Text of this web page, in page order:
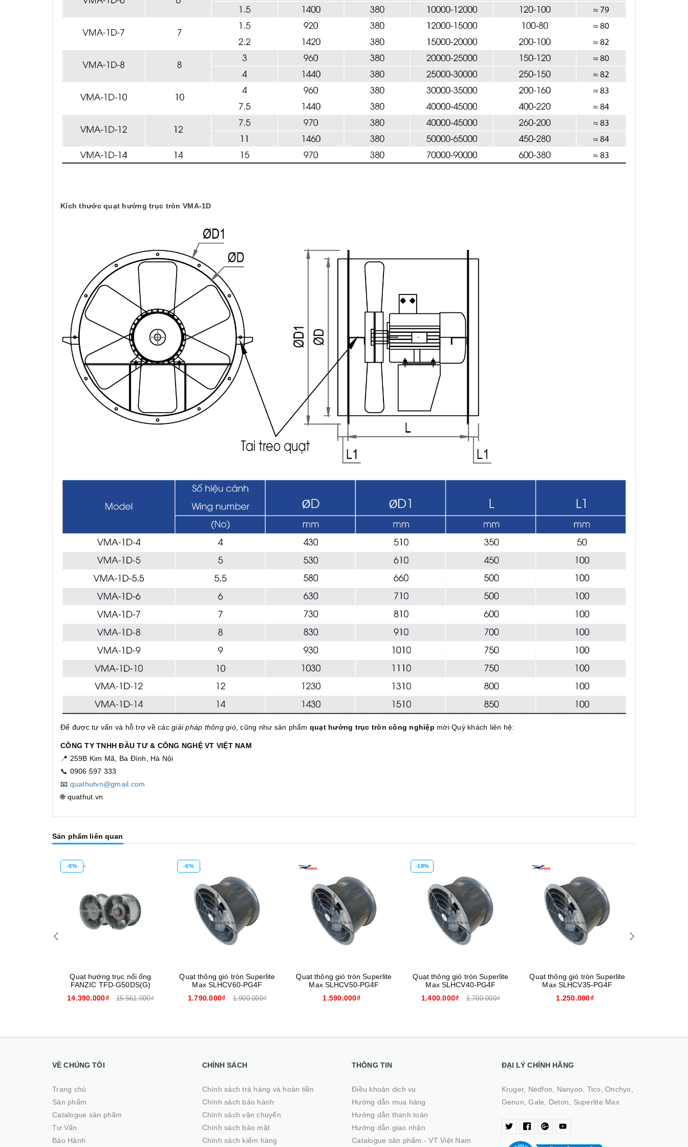
Kích thước quạt hướng trục tròn VMA-1D
Để được tư vấn và hỗ trợ về các giải pháp thông gió, cũng như sản phẩm quạt hướng trục tròn công nghiệp mời Quý khách liên hệ:
CÔNG TY TNHH ĐẦU TƯ & CÔNG NGHỆ VT VIỆT NAM
📍 259B Kim Mã, Ba Đình, Hà Nội
📞 0906 597 333
📧 quathutvn@gmail.com
🌐 quathut.vn
Sản phẩm liên quan
Xem nhanh
-8%
Xem nhanh
Quạt hướng trục nối ống
FANZIC TFD-G50DS(G)
14.390.000₫
15.561.000₫
-6%
Xem nhanh
Quạt thông gió tròn Superlite
Max SLHCV60-PG4F
1.790.000₫
1.900.000₫
Mua hàng Xem nhanh
Quạt thông gió tròn Superlite
Max SLHCV50-PG4F
1.590.000₫
-18%
Mua hàng
Quạt thông gió tròn Superlite
Max SLHCV40-PG4F
1.400.000₫
1.700.000₫
Mua hàng
Quạt thông gió tròn Superlite
Max SLHCV35-PG4F
1.250.000₫
Mua hàng Mua hàng
VỀ CHÚNG TÔI
Trang chủ
Sản phẩm
Catalogue sản phẩm
Tư Vấn
Bảo Hành
CHÍNH SÁCH
Chính sách trả hàng và hoàn tiền
Chính sách bảo hành
Chính sách vận chuyển
Chính sách bảo mật
Chính sách kiểm hàng
THÔNG TIN
Điều khoản dịch vụ
Hướng dẫn mua hàng
Hướng dẫn thanh toán
Hướng dẫn giao nhận
Catalogue sản phẩm - VT Việt Nam
ĐẠI LÝ CHÍNH HÃNG
Kruger, Nedfon, Nanyoo, Tico, Onchyo,
Genun, Gale, Deton, Superlite Max